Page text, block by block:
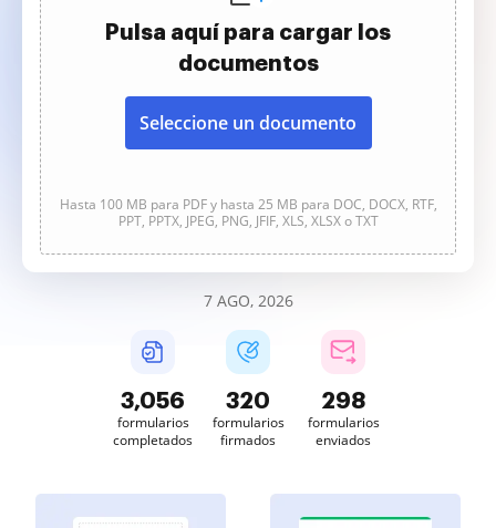
Pulsa aquí para cargar los
documentos
Seleccione un documento
Hasta 100 MB para PDF y hasta 25 MB para DOC, DOCX, RTF,
PPT, PPTX, JPEG, PNG, JFIF, XLS, XLSX o TXT
7 AGO, 2026
3,056
formularios
completados
320
formularios
firmados
298
formularios
enviados